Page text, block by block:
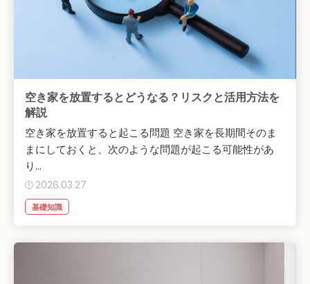
空き家を放置するとどうなる？リスクと活用方法を
解説
空き家を放置すると起こる問題 空き家を長期間そのま
まにしておくと、次のような問題が起こる可能性があ
り...
2026.03.27
基礎知識